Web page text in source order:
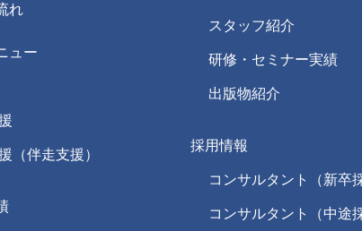
れ
ュー
（伴走支援）
スタッフ紹介
研修・セミナー実績
出版物紹介
採用情報
コンサルタント（新卒
コンサルタント（中途